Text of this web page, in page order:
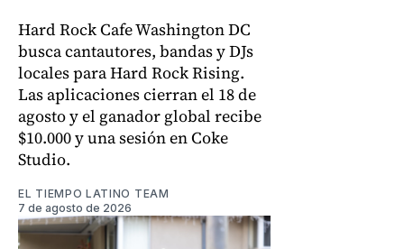
Hard Rock Cafe Washington DC
busca cantautores, bandas y DJs
locales para Hard Rock Rising.
Las aplicaciones cierran el 18 de
agosto y el ganador global recibe
$10.000 y una sesión en Coke
Studio.
EL TIEMPO LATINO TEAM
7 de agosto de 2026